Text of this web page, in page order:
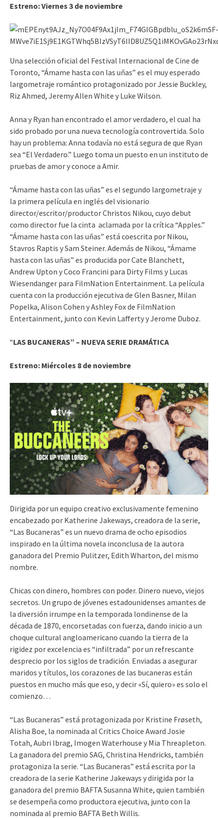
Estreno:Viernes 3 de noviembre
Una selección oficial del Festival Internacional de Cine de
Toronto, “Ámame hasta con las uñas” es el muy esperado
largometraje romántico protagonizado por Jessie Buckley,
Riz Ahmed, Jeremy Allen White y Luke Wilson.
Anna y Ryan han encontrado el amor verdadero, el cual ha
sido probado por una nueva tecnología controvertida. Solo
hay un problema: Anna todavía no está segura de que Ryan
sea “El Verdadero.” Luego toma un puesto en un instituto de
pruebas de amor y conoce a Amir.
“Ámame hasta con las uñas” es el segundo largometraje y
la primera película en inglés del visionario
director/escritor/productor Christos Nikou, cuyo debut
como director fue la cinta aclamada por la crítica “Apples.”
“Ámame hasta con las uñas” está coescrita por Nikou,
Stavros Raptis y Sam Steiner. Además de Nikou, “Ámame
hasta con las uñas” es producida por Cate Blanchett,
Andrew Upton y Coco Francini para Dirty Films y Lucas
Wiesendanger para FilmNation Entertainment. La película
cuenta con la producción ejecutiva de Glen Basner, Milan
Popelka, Alison Cohen y Ashley Fox de FilmNation
Entertainment, junto con Kevin Lafferty y Jerome Duboz.
“LAS BUCANERAS” – NUEVA SERIE DRAMÁTICA
Estreno: Miércoles 8 de noviembre
Dirigida por un equipo creativo exclusivamente femenino
encabezado por Katherine Jakeways, creadora de la serie,
“Las Bucaneras” es un nuevo drama de ocho episodios
inspirado en la última novela inconclusa de la autora
ganadora del Premio Pulitzer, Edith Wharton, del mismo
nombre.
Chicas con dinero, hombres con poder. Dinero nuevo, viejos
secretos. Un grupo de jóvenes estadounidenses amantes de
la diversión irrumpe en la temporada londinense de la
década de 1870, encorsetadas con fuerza, dando inicio a un
choque cultural angloamericano cuando la tierra de la
rigidez por excelencia es “infiltrada” por un refrescante
desprecio por los siglos de tradición. Enviadas a asegurar
maridos y títulos, los corazones de las bucaneras están
puestos en mucho más que eso, y decir «Sí, quiero» es solo el
comienzo…
“Las Bucaneras” está protagonizada por Kristine Frøseth,
Alisha Boe, la nominada al Critics Choice Award Josie
Totah, Aubri Ibrag, Imogen Waterhouse y Mia Threapleton.
La ganadora del premio SAG, Christina Hendricks, también
protagoniza la serie. “Las Bucaneras” está escrita por la
creadora de la serie Katherine Jakeways y dirigida por la
ganadora del premio BAFTA Susanna White, quien también
se desempeña como productora ejecutiva, junto con la
nominada al premio BAFTA Beth Willis.